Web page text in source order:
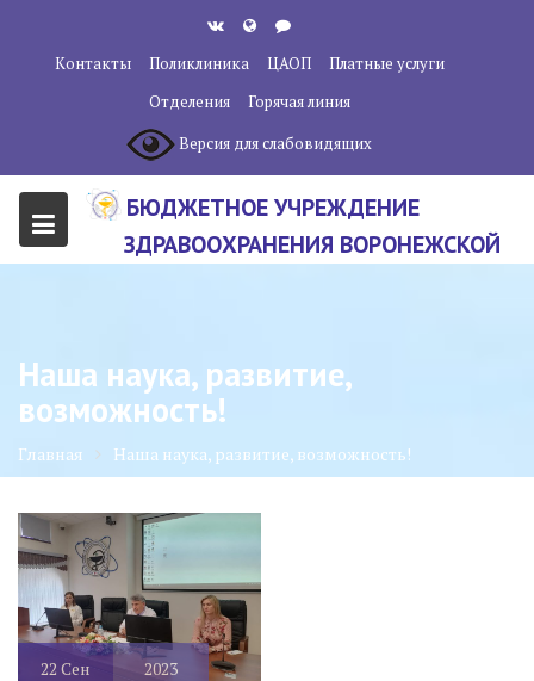
содержанию
Контакты Поликлиника ЦАОП
Платные услуги
Отделения
Горячая линия
Версия для слабовидящих
БЮДЖЕТНОЕ УЧРЕЖДЕНИЕ
ЗДРАВООХРАНЕНИЯ ВОРОНЕЖСКОЙ
ЦЕНТР"
Наша наука, развитие,
возможность!
Главная Наша наука, развитие, возможность!
22 Сен 2023